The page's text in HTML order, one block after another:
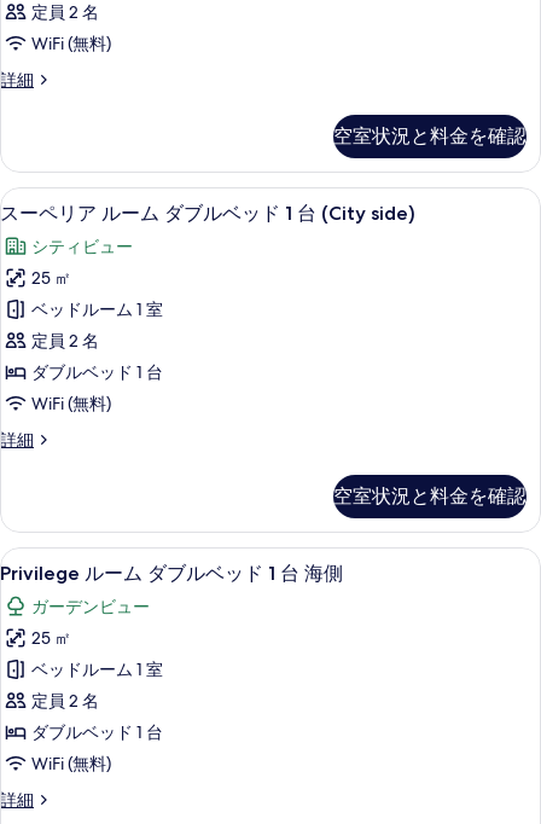
定員 2 名
WiFi (無料)
詳細
客
細
空室状況と料金を確認
ス
ー
ペ
リ
ア
ル
ー
ダ
ル
ベ
ッ
ド
1
台
(City
side)
の
す
スーペリア ルーム ダブルベッド 1
9
スーペリア ルーム ダブルベッド 1 台 (City side)
シティビュー
25 ㎡
ベッドルーム 1 室
定員 2 名
ダブルベッド 1 台
WiFi (無料)
詳細
ス
ア
ル
ー
ム
ダ
ブ
ル
ベ
ッ
ド
台
(City
side)
空室状況と料金を確認
Privilege
ル
ー
ム
ダ
ブ
ル
ベ
ッ
Privilege ルーム ダブルベッド 1 台
10
Privilege ルーム ダブルベッド 1 台 海側
ガーデンビュー
25 ㎡
ベッドルーム 1 室
定員 2 名
ダブルベッド 1 台
WiFi (無料)
詳細
Privilege